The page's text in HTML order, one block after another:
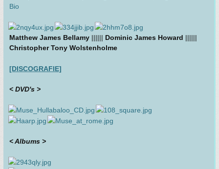
Bio
Matthew James Bellamy |||||| Dominic James Howard ||||||
Christopher Tony Wolstenholme
[DISCOGRAFIE]
< DVD's >
< Albums >